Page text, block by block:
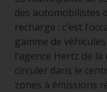
des automobilistes
recharge : c’est
gamme de
l’agence Hertz de
circuler dans le
zones à émissions